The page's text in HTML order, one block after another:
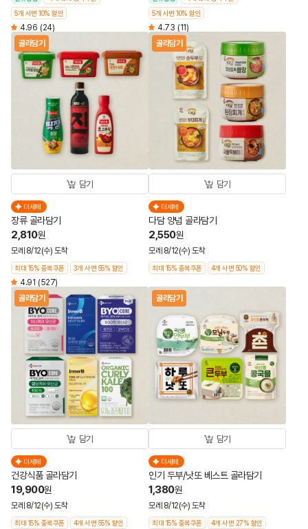
5개 사면 10% 할인
4.96 (24)
5개 사면 10% 할인
4.73 (11)
골라담기
담기
더세페
장류 골라담기
2,810원
모레 8/12(수) 도착
최대 15% 중복쿠폰 3개 사면 55% 할인
4.91 (527)
골라담기
담기
더세페
다담 양념 골라담기
2,550원
모레 8/12(수) 도착
최대 15% 중복쿠폰 4개 사면 50% 할인
골라담기
담기
더세페
건강식품 골라담기
19,900원
모레 8/12(수) 도착
최대 15% 중복쿠폰 4개 사면 55% 할인
골라담기
담기
더세페
인기 두부/낫또 베스트 골라담기
1,380원
모레 8/12(수) 도착
최대 15% 중복쿠폰 4개 사면 27% 할인